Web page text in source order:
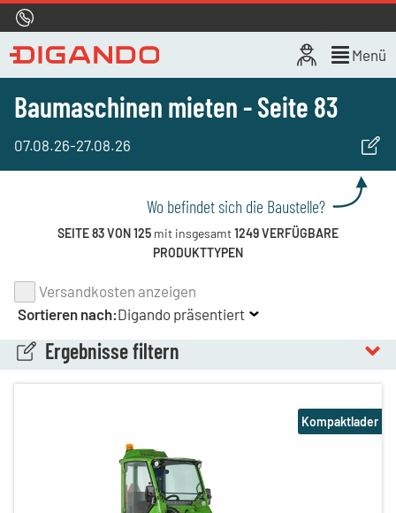
Menü
Baumaschinen mieten - Seite 83
07.08.26-27.08.26
Wo befindet sich die Baustelle?
SEITE 83 VON 125mit insgesamt1249 VERFÜGBARE
PRODUKTTYPEN
Ergebnisse filtern
Versandkosten anzeigen
Sortieren nach:Digando präsentiert
Kompaktlader